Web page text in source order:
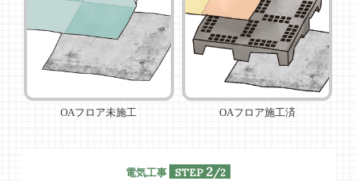
OAフロア未施工 OAフロア施工済
電気工事 STEP 2/2